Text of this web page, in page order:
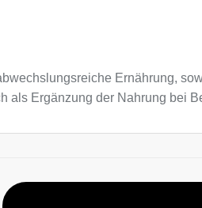
Ernährung,
als Ergänzung der Nahrung bei